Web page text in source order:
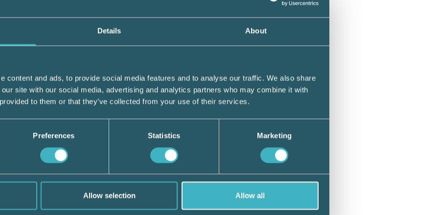
Details About
content and ads, to provide social media features and to analyse our traffic. We also share
site with our social media, advertising and analytics partners who may combine it with
to them or that they’ve collected from your use of their services.
Preferences Statistics Marketing
Allow selection Allow all
som inte är högre än schablonbeloppet 18:50
för skatteavdrag och något
med mera genom kryss i
– Pensionsgrundande inkomst och utbyte
som understiger 23 250 kronor (ett
per inkomstår ska fortsätta att lämna årlig
utbetalningarna i en
100 kronor till en person under ett inkomstår
eller arbetsgivardeklaration rapporteras.
arbetsgivardeklaration på individnivå så
blir inte korrekt om uppgifterna rapporteras